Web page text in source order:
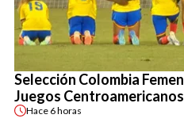
Selección Colombia
Juegos
Hace 6 horas